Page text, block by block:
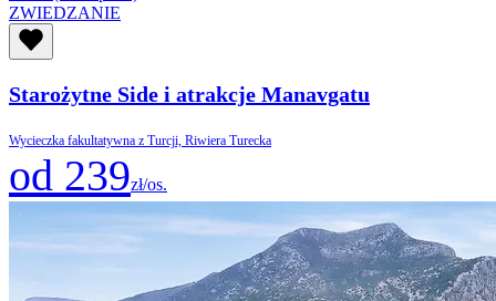
ZWIEDZANIE
Starożytne Side i atrakcje Manavgatu
Wycieczka fakultatywna z Turcji, Riwiera Turecka
od 239zł/os.